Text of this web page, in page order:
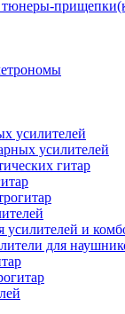
тюнеры-
усилителей
усилителей
гитар
усилителей и
для